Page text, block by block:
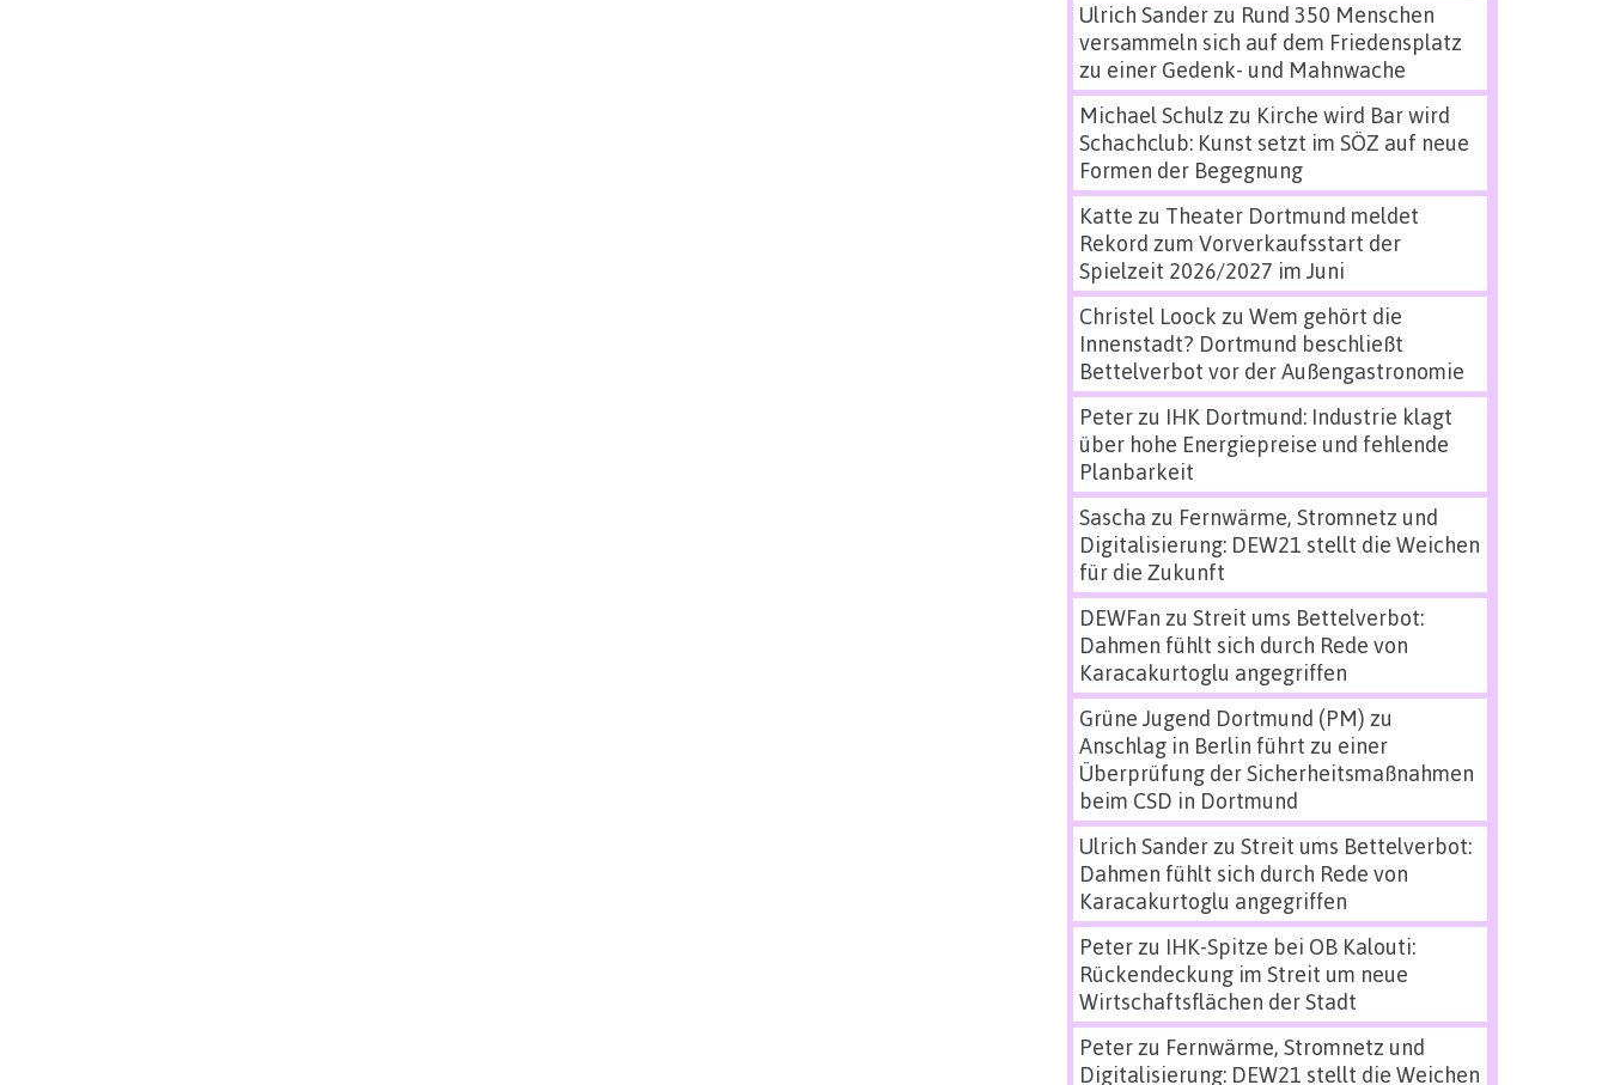
Ulrich Sanderzu Rund 350 Menschen
versammeln sich auf dem Friedensplatz
zu einer Gedenk- und Mahnwache
Michael Schulz zu Kirche wird Bar wird
Schachclub: Kunst setzt im SÖZ auf neue
Formen der Begegnung
Katte zu Theater Dortmund meldet
Rekord zum Vorverkaufsstart der
Spielzeit 2026/2027 im Juni
Christel Loock zu Wem gehört die
Innenstadt? Dortmund beschließt
Bettelverbot vor der Außengastronomie
Peterzu IHK Dortmund: Industrie klagt
über hohe Energiepreise und fehlende
Planbarkeit
Sascha zu Fernwärme, Stromnetz und
Digitalisierung: DEW21 stellt die Weichen
für die Zukunft
DEWFan zu Streit ums Bettelverbot:
Dahmen fühlt sich durch Rede von
Karacakurtoglu angegriffen
Grüne Jugend Dortmund (PM) zu
Anschlag in Berlin führt zu einer
Überprüfung der Sicherheitsmaßnahmen
beim CSD in Dortmund
Ulrich Sanderzu Streit ums Bettelverbot:
Dahmen fühlt sich durch Rede von
Karacakurtoglu angegriffen
Peterzu IHK-Spitze bei OB Kalouti:
Rückendeckung im Streit um neue
Wirtschaftsflächen der Stadt
Peterzu Fernwärme, Stromnetz und
Digitalisierung: DEW21 stellt die Weichen